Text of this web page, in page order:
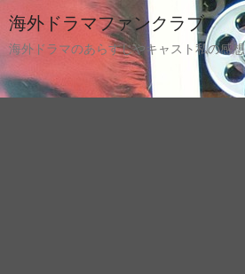
海外ドラマファンクラブ
海外ドラマのあらすじやキャスト私の感